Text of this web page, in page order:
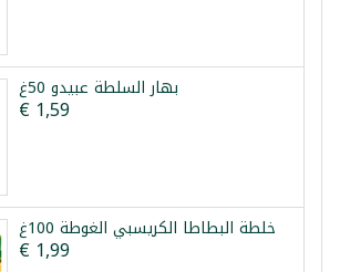
بهار السلطة عبيدو 50غ
€ 1,59
خلطة البطاطا الكريسبي الغوطة 100غ
€ 1,99